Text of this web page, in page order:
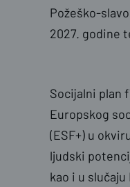
Požeško-
2027. godine
Socijalni plan
Europskog
(ESF+) u
ljudski
kao i u